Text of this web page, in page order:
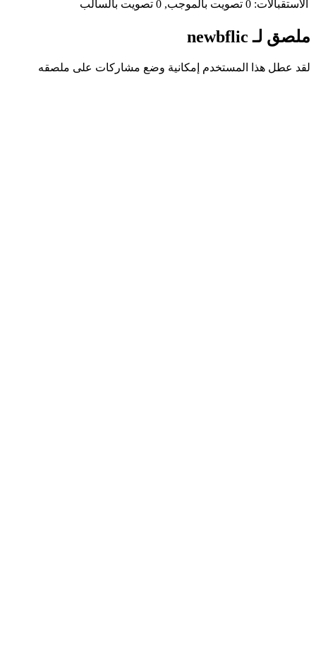
الاستقبالات: 0 تصويت بالموجب, 0 تصويت بالسالب
ملصق لـ newbflic
لقد عطل هذا المستخدم إمكانية وضع مشاركات على ملصقه